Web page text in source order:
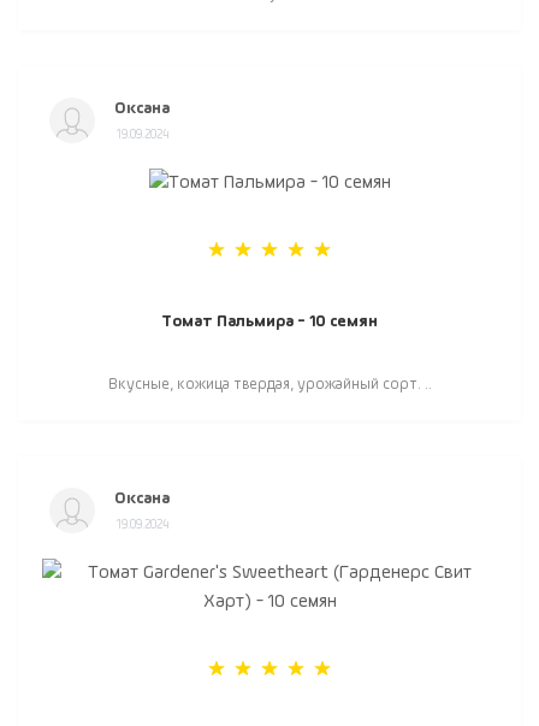
Оксана
19.09.2024
Томат Пальмира - 10 семян
Вкусные, кожица твердая, урожайный сорт. ..
Оксана
19.09.2024